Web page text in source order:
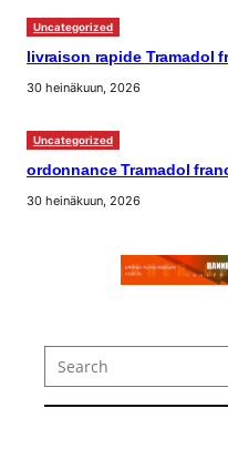
Uncategorized
livraison rapide Tramadol
30 heinäkuun, 2026
Uncategorized
ordonnance Tramadol
30 heinäkuun, 2026
Search